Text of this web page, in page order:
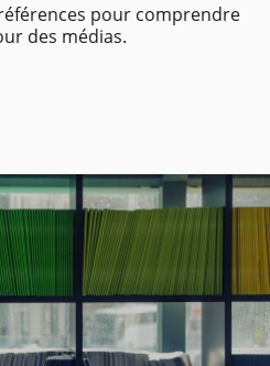
pour comprendre
des médias.